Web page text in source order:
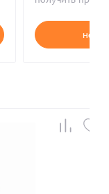
нет в